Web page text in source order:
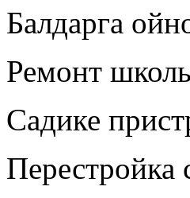
Балдарга
Ремонт
Садике
Перестройка